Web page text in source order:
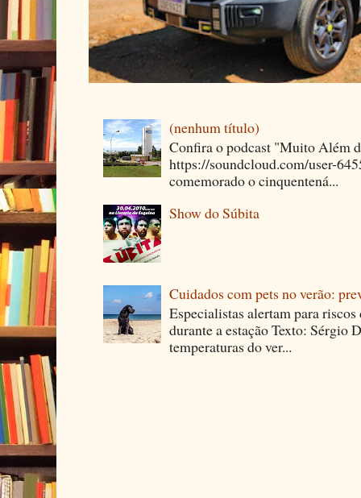
(nenhum título)
Confira o podcast "Muito Além
https://soundcloud.com/user-
comemorado o cinquentená...
Show do Súbita
Cuidados com pets no verão:
Especialistas alertam para
durante a estação Texto: Sérgio
temperaturas do ver...